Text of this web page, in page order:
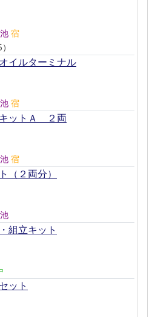
池 宿
イルターミナル
池 宿
ットＡ ２両
池 宿
２両分）
池
組立キット
ット